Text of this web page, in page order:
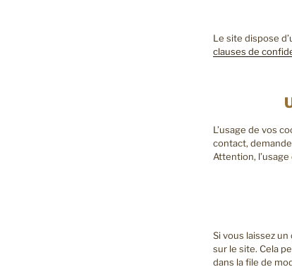
Le site dispose
clauses de
L’usage de vos
contact,
Attention,
Si vous laissez
sur le site. Cela
dans la file de